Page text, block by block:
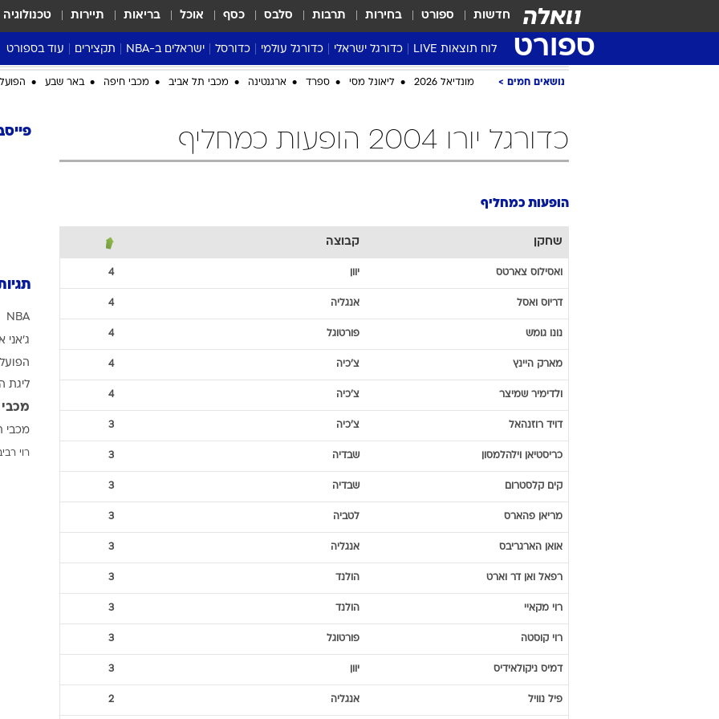
חדשות ספורט בחירות תרבות סלבס כסף אוכל בריאות תיירות טכנולוגיה
ספורט לוח תוצאות LIVE כדורגל ישראלי
ליגת העל Winner
גביע הטוטו
כדורגל עולמי
ליגה אנגלית
ליגה גרמנית
כדורסל
ליגת העל
ליגה לאומית
ישראלים ב-NBA
דני אבדיה
תקצירים עוד בספורט
מונדיאל 2026
טבלאות
ספורט
ענפים נוספים
לוח שידורים
החידה של
ארכיון מדורים
כדורגל יורו 2004 הופעות כמחליף
שחקן קבוצה
ואסילוס צארטס יוון 4
דריוס ואסל אנגליה 4
נונו גומש פורטוגל 4
מארק היינץ צ'כיה 4
ולדימיר שמיצר צ'כיה 4
דויד רוזנהאל צ'כיה 3
כריסטיאן וילהלמסון שבדיה 3
קים קלסטרום שבדיה 3
מריאן פהארס לטביה 3